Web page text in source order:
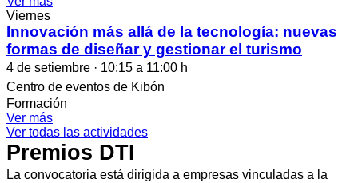
Viernes
Innovación más allá de la tecnología: nuevas
formas de diseñar y gestionar el turismo
4 de setiembre · 10:15 a 11:00 h
Centro de eventos de Kibón
Formación
Ver más
Ver todas las actividades
Premios DTI
La convocatoria está dirigida a empresas vinculadas a la